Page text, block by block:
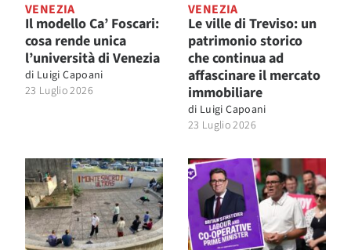
VENEZIA
Il modello Ca’ Foscari:
cosa rende unica
l’università di Venezia
di Luigi Capoani
23 Luglio 2026
VENEZIA
Le ville di Treviso: un
patrimonio storico
che continua ad
affascinare il mercato
immobiliare
di Luigi Capoani
23 Luglio 2026